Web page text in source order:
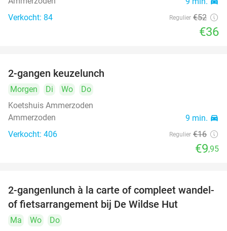
Verkocht: 84 Regulier €52
€36
2-gangen keuzelunch
Morgen Di Wo
Do
Koetshuis Ammerzoden
Ammerzoden
9 min. directions_car
Verkocht: 406 Regulier €16
€9,95
34%
2-gangenlunch à la carte of compleet wandel-
of fietsarrangement bij De Wildse Hut
Ma Wo
Do